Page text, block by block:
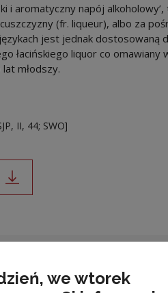
i aromatyczny napój
(fr. liqueur), albo za
jest jednak dostosowaną
łacińskiego liquor co
młodszy.
II, 44; SWO]
link will open in a new window
we wtorek